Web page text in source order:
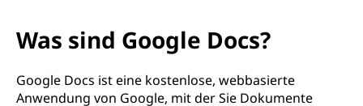
Was sind Google Docs?
Google Docs ist eine kostenlose, webbasierte
Anwendung von Google, mit der Sie Dokumente